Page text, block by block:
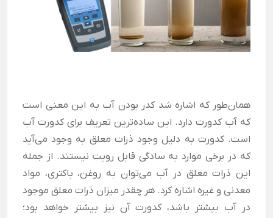
همان‌طور که اشاره شد کدر بودن آب به این معنی است
که آب کدورت دارد. این ساده‌ترین تعریف برای کدورت آب
است. کدورت به دلیل وجود ذرات معلق به وجود می‌آید
که در برخی موارد به سادگی قابل رویت نیستند. از جمله
این ذرات معلق در آب می‌توان به روغن، باکتری، مواد
معدنی و غیره اشاره کرد. هر چقدر میزان ذرات معلق موجود
در آب بیشتر باشد، کدورت آن نیز بیشتر خواهد بود؛